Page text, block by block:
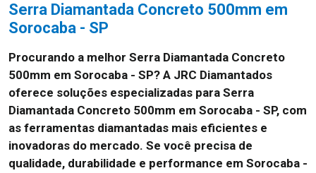
Serra Diamantada Concreto 500mm em
Sorocaba - SP
Procurando a melhor Serra Diamantada Concreto
500mm em Sorocaba - SP? A JRC Diamantados
oferece soluções especializadas para Serra
Diamantada Concreto 500mm em Sorocaba - SP, com
as ferramentas diamantadas mais eficientes e
inovadoras do mercado. Se você precisa de
qualidade, durabilidade e performance em Sorocaba -